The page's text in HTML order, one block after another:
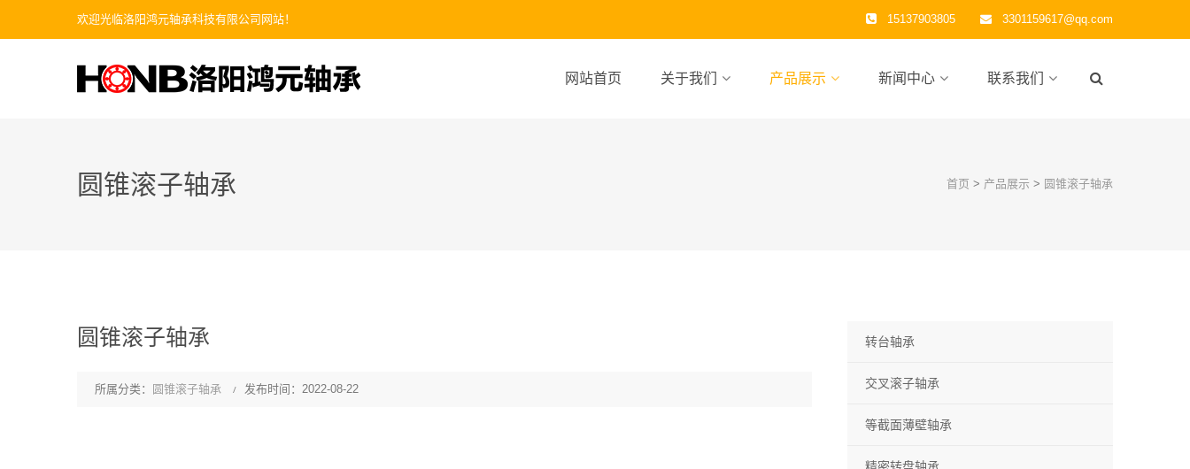
欢迎光临洛阳鸿元轴承科技有限公司网站！ 15137903805 3301159617@qq.com
网站首页 关于我们 产品展示 新闻中心 联系我们
圆锥滚子轴承 首页 > 产品展示 > 圆锥滚子轴承
圆锥滚子轴承
所属分类： 圆锥滚子轴承 发布时间：2022-08-22
转台轴承
交叉滚子轴承
等截面薄壁轴承